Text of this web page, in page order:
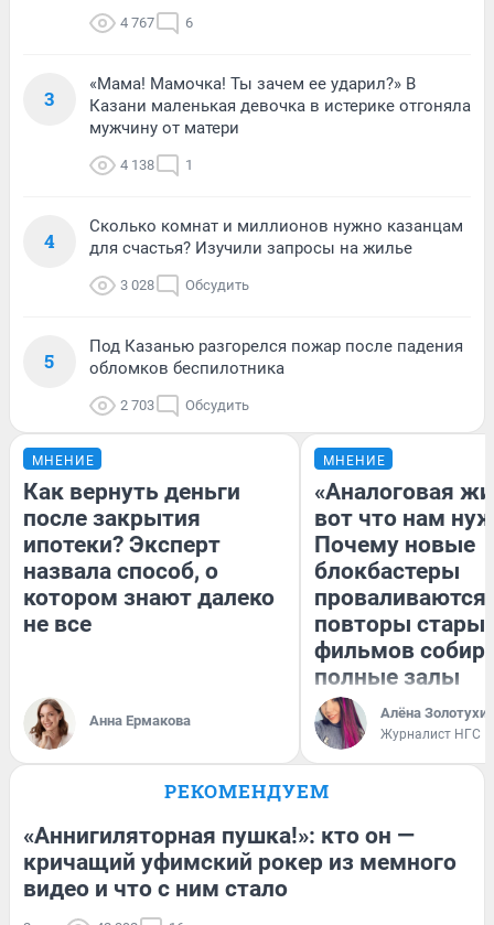
4 767 6
3
«Мама! Мамочка! Ты зачем ее ударил?» В
Казани маленькая девочка в истерике отгоняла
мужчину от матери
4 138 1
4
Сколько комнат и миллионов нужно казанцам
для счастья? Изучили запросы на жилье
3 028 Обсудить
5
Под Казанью разгорелся пожар после падения
обломков беспилотника
2 703 Обсудить
МНЕНИЕ
Как вернуть деньги
после закрытия
ипотеки? Эксперт
назвала способ, о
котором знают далеко
не все
Анна Ермакова
МНЕНИЕ
«Аналоговая
вот что нам
Почему новые
блокбастеры
повторы
фильмов
полные залы
Алёна
Журналист НГС
РЕКОМЕНДУЕМ
«Аннигиляторная пушка!»: кто он —
кричащий уфимский рокер из мемного
видео и что с ним стало